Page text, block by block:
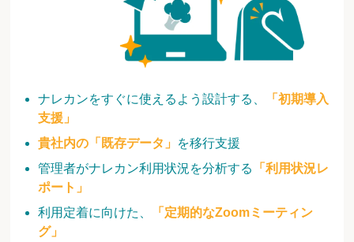
ナレカンをすぐに使えるよう設計する、
「初期導入
支援」
貴社内の「既存データ」 を移行支援
管理者がナレカン利用状況を分析する
「利用状況レ
ポート」
利用定着に向けた、
「定期的なZoomミーティン
グ」